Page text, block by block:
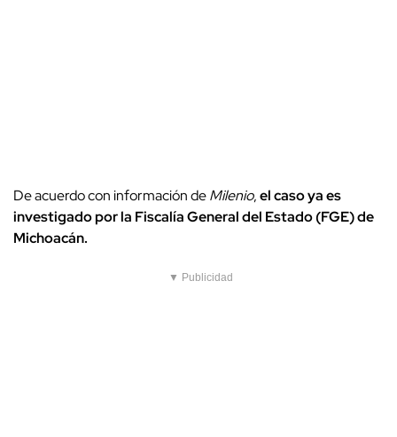
De acuerdo con información deMilenio,el caso ya es
investigado por la Fiscalía General del Estado (FGE) de
Michoacán.
▼ Publicidad